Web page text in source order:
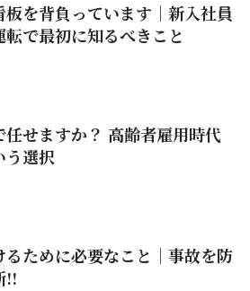
を背負っています｜新入社員
で最初に知るべきこと
せますか？ 高齢者雇用時代
う選択
ために必要なこと｜事故を防
!!